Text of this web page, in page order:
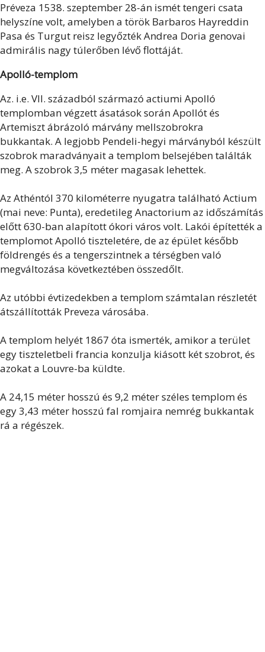
Préveza 1538. szeptember 28-án ismét tengeri csata
helyszíne volt, amelyben a török Barbaros Hayreddin
Pasa és Turgut reisz legyőzték Andrea Doria genovai
admirális nagy túlerőben lévő flottáját.
Apolló-templom
Az. i.e. VII. századból származó actiumi Apolló
templomban végzett ásatások során Apollót és
Artemiszt ábrázoló márvány mellszobrokra
bukkantak. A legjobb Pendeli-hegyi márványból készült
szobrok maradványait a templom belsejében találták
meg. A szobrok 3,5 méter magasak lehettek.
Az Athéntól 370 kilométerre nyugatra található Actium
(mai neve: Punta), eredetileg Anactorium az időszámítás
előtt 630-ban alapított ókori város volt. Lakói építették a
templomot Apolló tiszteletére, de az épület később
földrengés és a tengerszintnek a térségben való
megváltozása következtében összedőlt.
Az utóbbi évtizedekben a templom számtalan részletét
átszállították Preveza városába.
A templom helyét 1867 óta ismerték, amikor a terület
egy tiszteletbeli francia konzulja kiásott két szobrot, és
azokat a Louvre-ba küldte.
A 24,15 méter hosszú és 9,2 méter széles templom és
egy 3,43 méter hosszú fal romjaira nemrég bukkantak
rá a régészek.